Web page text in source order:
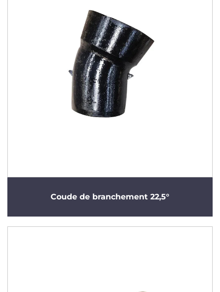
Coude de branchement 22,5°